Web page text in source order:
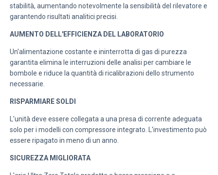
stabilità, aumentando notevolmente la sensibilità del rilevatore e
garantendo risultati analitici precisi.
AUMENTO DELL'EFFICIENZA DEL LABORATORIO
Un'alimentazione costante e ininterrotta di gas di purezza
garantita elimina le interruzioni delle analisi per cambiare le
bombole e riduce la quantità di ricalibrazioni dello strumento
necessarie.
RISPARMIARE SOLDI
L'unità deve essere collegata a una presa di corrente adeguata
solo per i modelli con compressore integrato. L'investimento può
essere ripagato in meno di un anno.
SICUREZZA MIGLIORATA